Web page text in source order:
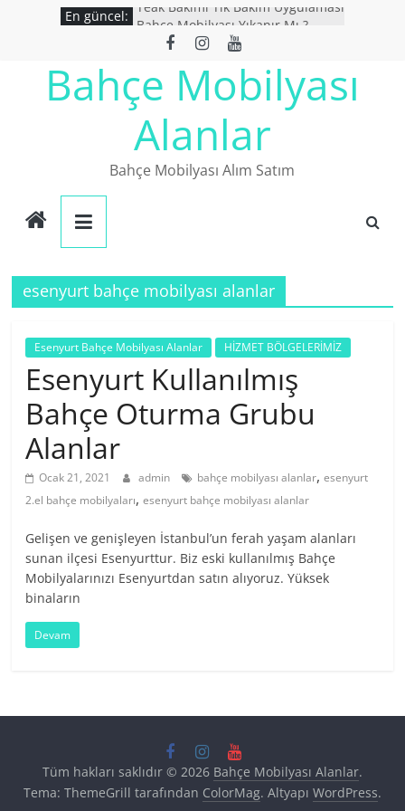
En güncel:
Teak Bakımı Tik Bakım Uygulaması
Bahçe Mobilyası Yıkanır Mı ?
İkinci El Bahçe Mobilyaları
Ucuz Bahçe mobilyaları
Bahçe Mobilyası
Alanlar
Bahçe Mobilyası Alım Satım
esenyurt bahçe mobilyası alanlar
Esenyurt Bahçe Mobilyası Alanlar HİZMET BÖLGELERİMİZ
Esenyurt Kullanılmış
Bahçe Oturma Grubu
Alanlar
Ocak 21, 2021 admin bahçe mobilyası alanlar,esenyurt
2.el bahçe mobilyaları,esenyurt bahçe mobilyası alanlar
Gelişen ve genişleyen İstanbul’un ferah yaşam alanları
sunan ilçesi Esenyurttur. Biz eski kullanılmış Bahçe
Mobilyalarınızı Esenyurtdan satın alıyoruz. Yüksek
binaların
Devam
Tüm hakları saklıdır © 2026 Bahçe Mobilyası Alanlar.
Tema: ThemeGrill tarafından ColorMag. Altyapı WordPress.